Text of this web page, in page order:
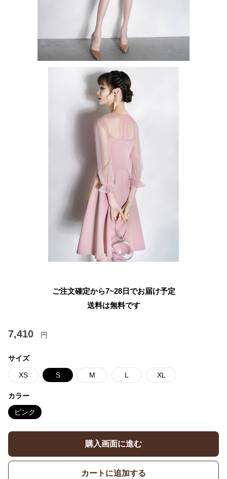
ご注文確定から7~28日でお届け予定
送料は無料です
7,410 円
サイズ
XS S M L XL
カラー
ピンク
購入画面に進む
カートに追加する